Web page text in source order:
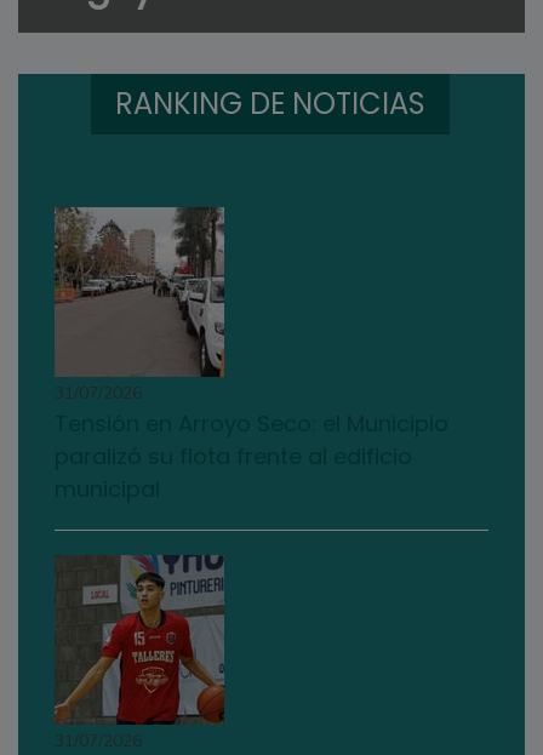
RANKING DE NOTICIAS
31/07/2026
31/07/2026